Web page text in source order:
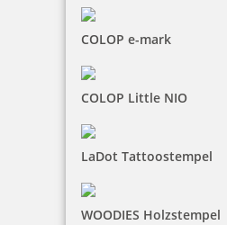
COLOP e-mark
COLOP Little NIO
LaDot Tattoostempel
WOODIES Holzstempel